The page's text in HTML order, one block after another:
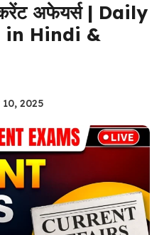
अफेयर्स | Daily
in Hindi &
2025